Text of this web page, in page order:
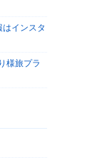
インスタ
様旅プラ